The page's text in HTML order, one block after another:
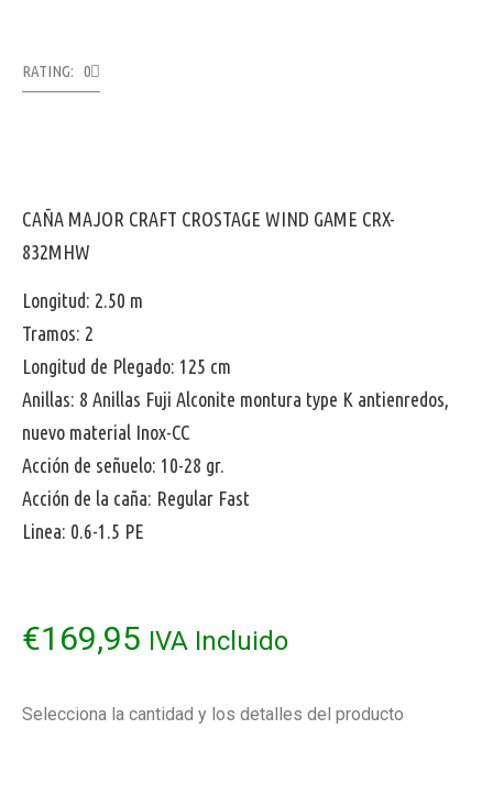
RATING: 0
CAÑA MAJOR CRAFT CROSTAGE WIND GAME CRX-
832MHW
Longitud: 2.50 m
Tramos: 2
Longitud de Plegado: 125 cm
Anillas: 8 Anillas Fuji Alconite montura type K antienredos,
nuevo material Inox-CC
Acción de señuelo: 10-28 gr.
Acción de la caña: Regular Fast
Linea: 0.6-1.5 PE
€169,95 IVA Incluido
Selecciona la cantidad y los detalles del producto